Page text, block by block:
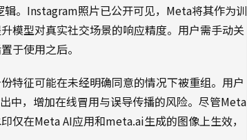
。Instagram照片已公开可见，Meta将其作为训
模型对真实社交场景的响应精度。用户需手动关
于使用之后。
特征可能在未经明确同意的情况下被重组。用户
中，增加在线冒用与误导传播的风险。尽管Meta
仅在Meta AI应用和meta.ai生成的图像上生效，